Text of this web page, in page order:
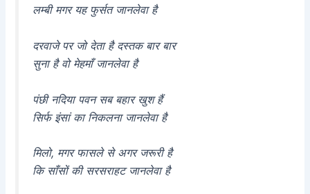
लम्बी मगर यह फुर्सत जानलेवा है
दरवाजे पर जो देता है दस्तक बार बार
सुना है वो मेहमाँ जानलेवा है
पंछी नदिया पवन सब बहार खुश हैं
सिर्फ इंसां का निकलना जानलेवा है
मिलो, मगर फासले से अगर जरूरी है
कि साँसों की सरसराहट जानलेवा है